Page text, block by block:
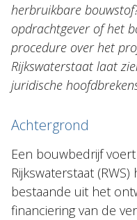
NL EN FR
herbruikbare
opdrachtgever of het
procedure over het
Rijkswaterstaat laat
juridische
Achtergrond
Een bouwbedrijf
Rijkswaterstaat
bestaande uit het
financiering van de